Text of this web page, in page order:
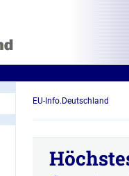
EU-Info.Deutschland